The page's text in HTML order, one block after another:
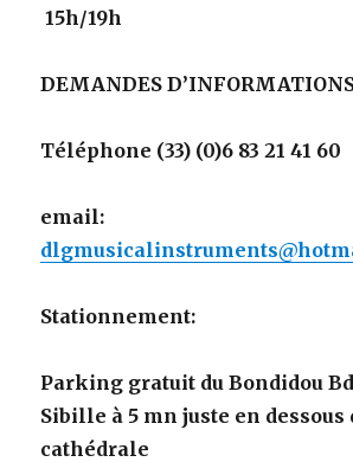
15h/19h
DEMANDES
Téléphone (33) (0)6 83 21 41 60
email:
Stationnement:
Parking gratuit du Bondidou
Sibille à 5 mn juste en dessous
cathédrale